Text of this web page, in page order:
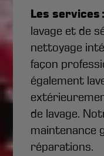
Les services :
lavage et de
nettoyage
façon
également
de lavage.
maintenance
réparations.